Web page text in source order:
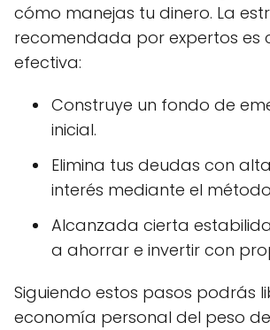
cómo manejas tu dinero. La
recomendada por expertos es
efectiva:
Construye un fondo de
inicial.
Elimina tus deudas con
interés mediante el
Alcanzada cierta
a ahorrar e invertir con
Siguiendo estos pasos podrás
economía personal del peso de